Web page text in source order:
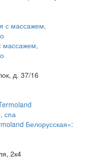
массажем,
д. 37/16
Белорусская»:
2к4